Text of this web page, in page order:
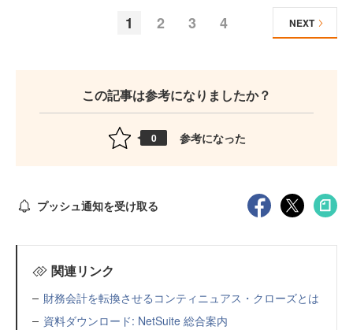
1 2 3 4 NEXT
この記事は参考になりましたか？
0 参考になった
プッシュ通知を受け取る
関連リンク
財務会計を転換させるコンティニュアス・クローズとは
資料ダウンロード: NetSuite 総合案内